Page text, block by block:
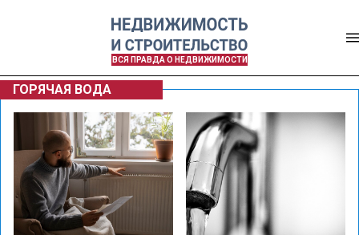
ВСЯ ПРАВДА О НЕДВИЖИМОСТИ
ГОРЯЧАЯ ВОДА